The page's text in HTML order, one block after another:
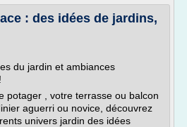
: des idées de jardins,
du jardin et ambiances
potager , votre terrasse ou balcon
aguerri ou novice, découvrez
univers jardin des idées